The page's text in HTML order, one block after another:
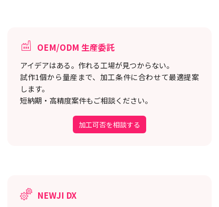
OEM/ODM 生産委託
アイデアはある。作れる工場が見つからない。
試作1個から量産まで、加工条件に合わせて最適提案
します。
短納期・高精度案件もご相談ください。
加工可否を相談する
NEWJI DX